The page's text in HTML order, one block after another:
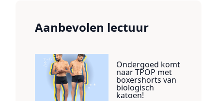
Aanbevolen lectuur
Ondergoed komt
naar TPOP met
boxershorts van
biologisch
katoen!